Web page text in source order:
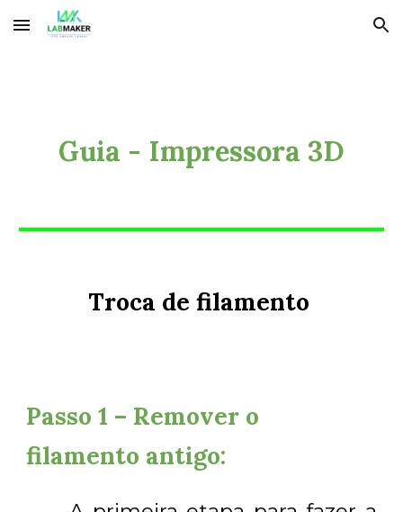
Skip to main content Skip to navigation
Guia - Impressora 3D
Troca de filamento
Passo 1 – Remover o
filamento antigo: